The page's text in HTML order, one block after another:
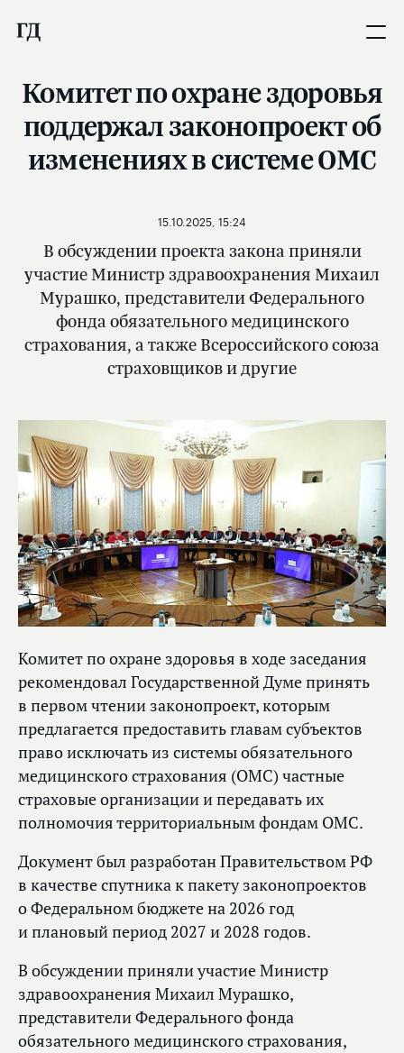
Комитет по охране здоровья
поддержал законопроект об
изменениях в системе ОМС
В обсуждении проекта закона приняли
участие Министр здравоохранения Михаил
Мурашко, представители Федерального
фонда обязательного медицинского
страхования, а также Всероссийского союза
страховщиков и другие
15.10.2025, 15:24
Комитет по охране здоровья в ходе заседания
рекомендовал Государственной Думе принять
в первом чтении законопроект, которым
предлагается предоставить главам субъектов
право исключать из системы обязательного
медицинского страхования (ОМС) частные
страховые организации и передавать их
полномочия территориальным фондам ОМС.
Документ был разработан Правительством РФ
в качестве спутника к пакету законопроектов
о Федеральном бюджете на 2026 год
и плановый период 2027 и 2028 годов.
В обсуждении приняли участие Министр
здравоохранения Михаил Мурашко,
представители Федерального фонда
обязательного медицинского страхования,